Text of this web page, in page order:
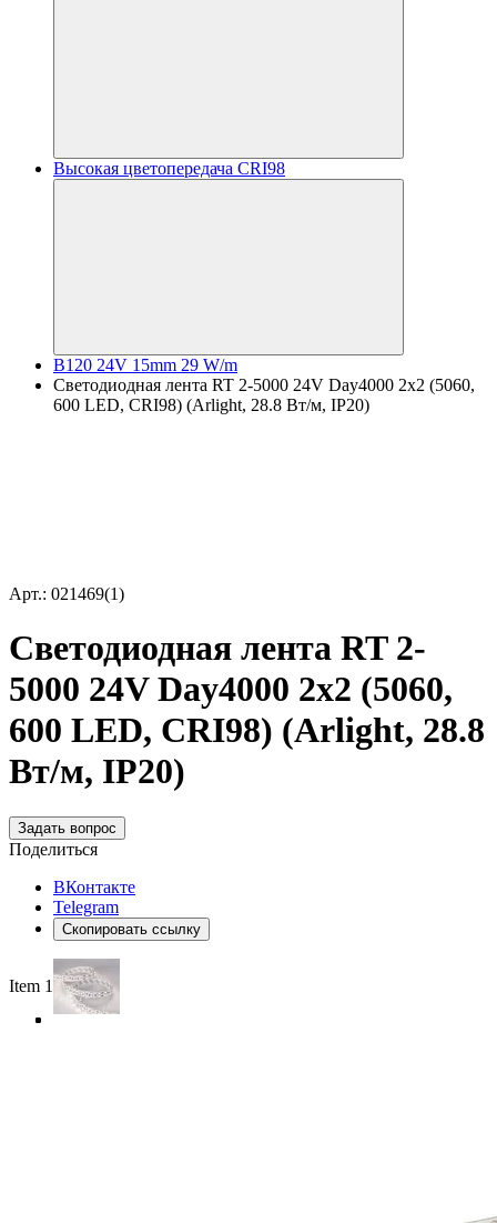
Высокая цветопередача CRI98
B120 24V 15mm 29 W/m
Светодиодная лента RT 2-5000 24V Day4000 2x2 (5060,
600 LED, CRI98) (Arlight, 28.8 Вт/м, IP20)
Арт.: 021469(1)
Светодиодная лента RT 2-
5000 24V Day4000 2x2 (5060,
600 LED, CRI98) (Arlight, 28.8
Вт/м, IP20)
Задать вопрос
Поделиться
ВКонтакте
Telegram
Скопировать ссылку
Item 1 of 4